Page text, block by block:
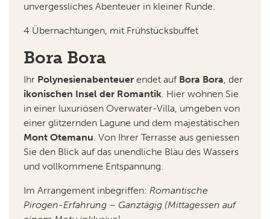
unvergessliches Abenteuer in kleiner Runde.
4 Übernachtungen, mit Frühstücksbuffet
Bora Bora
Ihr Polynesienabenteuer endet auf Bora Bora, der
ikonischen Insel der Romantik. Hier wohnen Sie
in einer luxuriösen Overwater-Villa, umgeben von
einer glitzernden Lagune und dem majestätischen
Mont Otemanu. Von Ihrer Terrasse aus geniessen
Sie den Blick auf das unendliche Blau des Wassers
und vollkommene Entspannung.
Im Arrangement inbegriffen: Romantische
Pirogen-Erfahrung – Ganztägig (Mittagessen auf